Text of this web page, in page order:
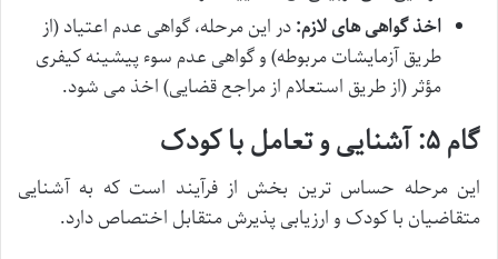
اخذ گواهی های لازم:در این مرحله، گواهی عدم اعتیاد (از
طریق آزمایشات مربوطه) و گواهی عدم سوء پیشینه کیفری
مؤثر (از طریق استعلام از مراجع قضایی) اخذ می شود.
گام ۵: آشنایی و تعامل با کودک
این مرحله حساس ترین بخش از فرآیند است که به آشنایی
متقاضیان با کودک و ارزیابی پذیرش متقابل اختصاص دارد.